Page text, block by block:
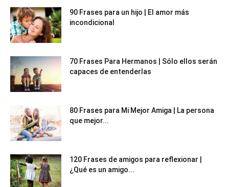
90 Frases para un hijo | El amor más
incondicional
70 Frases Para Hermanos | Sólo ellos serán
capaces de entenderlas
80 Frases para Mi Mejor Amiga | La persona
que mejor...
120 Frases de amigos para reflexionar |
¿Qué es un amigo...